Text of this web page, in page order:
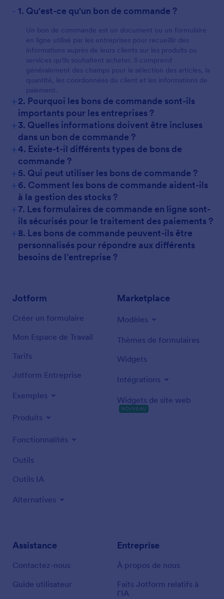
- 1. Qu'est-ce qu'un bon de commande ?
Un bon de commande est un document ou un formulaire
en ligne utilisé par les entreprises pour recueillir des
informations auprès de leurs clients sur les produits ou
services qu'ils souhaitent acheter. Il comprend
généralement des champs pour la sélection des articles, la
quantité, les coordonnées du client et les informations de
paiement.
+2. Pourquoi les bons de commande sont-ils
importants pour les entreprises ?
+3. Quelles informations doivent être incluses
dans un bon de commande ?
+4. Existe-t-il différents types de bons de
commande ?
+5. Qui peut utiliser les bons de commande ?
+6. Comment les bons de commande aident-ils
à la gestion des stocks ?
+7. Les formulaires de commande en ligne sont-
ils sécurisés pour le traitement des paiements ?
+8. Les bons de commande peuvent-ils être
personnalisés pour répondre aux différents
besoins de l’entreprise ?
Jotform
Créer un formulaire
Mon Espace de Travail
Tarifs
Jotform Entreprise
Exemples
Produits
Fonctionnalités
Outils
Outils IA
Alternatives
Marketplace
Modèles
Thèmes de formulaires
Widgets
Intégrations
Widgets de site web
NOUVEAU
Assistance
Contactez-nous
Guide utilisateur
Entreprise
À propos de nous
Faits Jotform relatifs à
l'IA